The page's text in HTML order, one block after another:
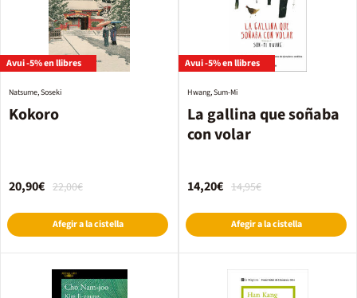
Avui -5% en llibres
Kokoro
Natsume, Soseki
22,00€
20,90€
Afegir a la cistella
Avui -5% en llibres
La gallina que soñaba
con volar
Hwang, Sum-Mi
14,95€
14,20€
Afegir a la cistella